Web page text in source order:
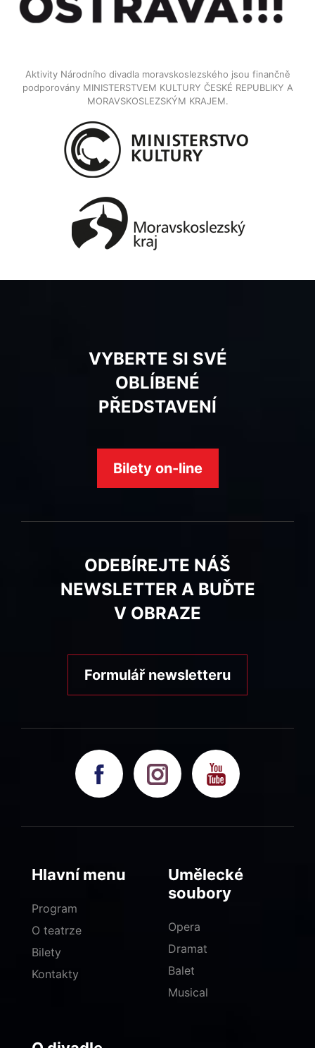
Aktivity Národního divadla moravskoslezského jsou finančně
podporovány MINISTERSTVEM KULTURY ČESKÉ REPUBLIKY A
MORAVSKOSLEZSKÝM KRAJEM.
VYBERTE SI SVÉ
OBLÍBENÉ
PŘEDSTAVENÍ
Bilety on-line
ODEBÍREJTE NÁŠ
NEWSLETTER A BUĎTE
V OBRAZE
Formulář newsletteru
Hlavní menu
Program
O teatrze
Bilety
Kontakty
Umělecké
soubory
Opera
Dramat
Balet
Musical